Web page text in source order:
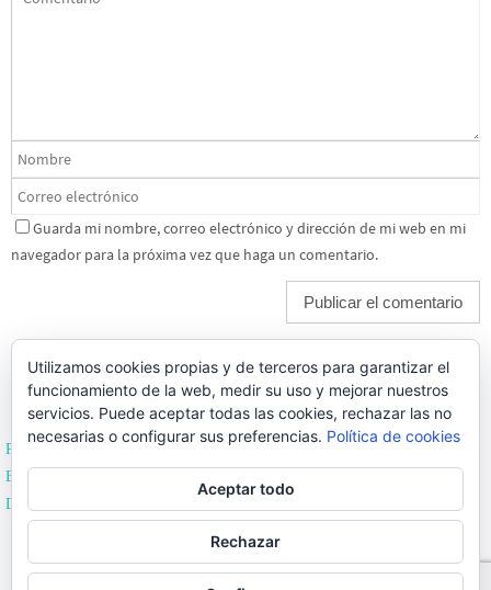
Guarda mi nombre, correo electrónico y dirección de mi web en mi
navegador para la próxima vez que haga un comentario.
Política de Privacidad
Editoriales de España
Desarrollado por Enrique Sevillano
Utilizamos cookies propias y de terceros para garantizar el
funcionamiento de la web, medir su uso y mejorar nuestros
servicios. Puede aceptar todas las cookies, rechazar las no
necesarias o configurar sus preferencias. Política de cookies
Aceptar todo
Rechazar